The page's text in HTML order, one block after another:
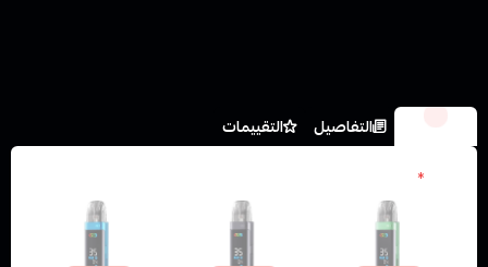
التفاصيل
التقييمات
*